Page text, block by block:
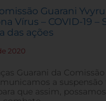
Guarani
Vírus – COVID-19 –
das ações
2020
Guarani da Comissão
a
que assim,